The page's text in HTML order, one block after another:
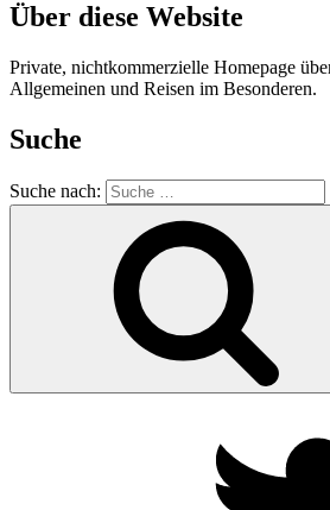
Über diese Website
Private, nichtkommerzielle Homepage
Allgemeinen und Reisen im Besonderen.
Suche
Suche nach: